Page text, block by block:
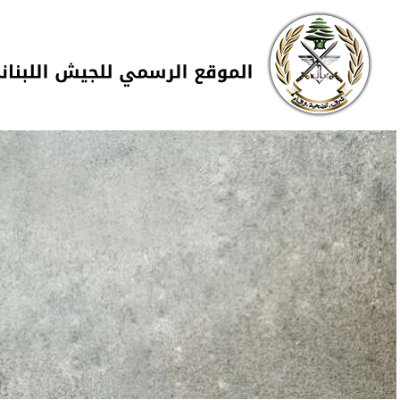
تجاوز إلى المحتوى الرئيسي
Skip to navigation